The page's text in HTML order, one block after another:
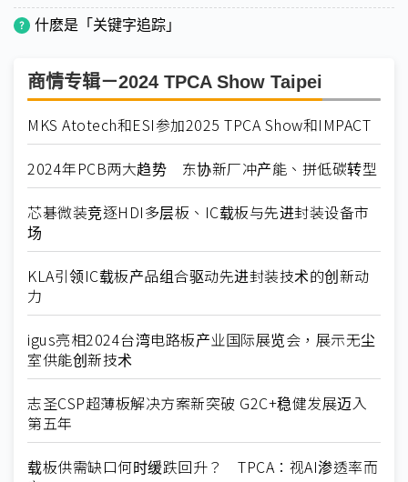
什麽是「关键字追踪」
商情专辑－2024 TPCA Show Taipei
MKS Atotech和ESI参加2025 TPCA Show和IMPACT
2024年PCB两大趋势 东协新厂冲产能、拼低碳转型
芯碁微装竞逐HDI多层板、IC载板与先进封装设备市
场
KLA引领IC载板产品组合驱动先进封装技术的创新动
力
igus亮相2024台湾电路板产业国际展览会，展示无尘
室供能创新技术
志圣CSP超薄板解决方案新突破 G2C+稳健发展迈入
第五年
载板供需缺口何时缓跌回升？ TPCA：视AI渗透率而